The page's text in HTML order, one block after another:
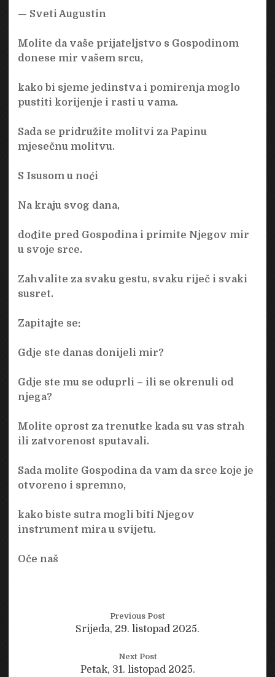
— Sveti Augustin
Molite da vaše prijateljstvo s Gospodinom
donese mir vašem srcu,
kako bi sjeme jedinstva i pomirenja moglo
pustiti korijenje i rasti u vama.
Sada se pridružite molitvi za Papinu
mjesečnu molitvu.
S Isusom u noći
Na kraju svog dana,
dođite pred Gospodina i primite Njegov mir
u svoje srce.
Zahvalite za svaku gestu, svaku riječ i svaki
susret.
Zapitajte se:
Gdje ste danas donijeli mir?
Gdje ste mu se oduprli – ili se okrenuli od
njega?
Molite oprost za trenutke kada su vas strah
ili zatvorenost sputavali.
Sada molite Gospodina da vam da srce koje je
otvoreno i spremno,
kako biste sutra mogli biti Njegov
instrument mira u svijetu.
Oče naš
Previous Post
Srijeda, 29. listopad 2025.
Next Post
Petak, 31. listopad 2025.